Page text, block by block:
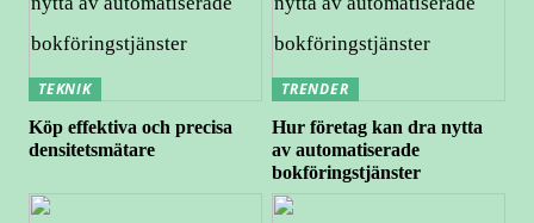
TEKNIK
Köp effektiva och precisa
densitetsmätare
TRENDER
Hur företag kan dra nytta
av automatiserade
bokföringstjänster